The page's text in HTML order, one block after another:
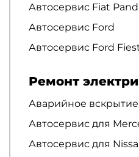
Автосервис Fiat
Автосервис Ford
Автосервис Ford
Ремонт
Аварийное вскрытие
Автосервис для
Автосервис для